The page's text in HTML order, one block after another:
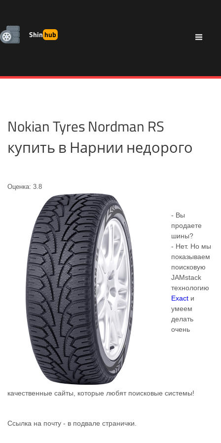
Shinhub
Nokian Tyres Nordman RS
купить в Нарнии недорого
Оценка: 3.8
- Вы
продаете
шины?
- Нет. Но мы
показываем
поисковую
JAMstack
технологию
Exact и
умеем
делать
очень
качественные сайты, которые любят поисковые системы!
Ссылка на почту - в подвале странички.